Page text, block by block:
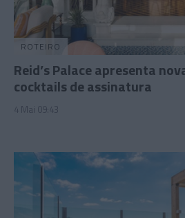
ROTEIRO
Reid’s Palace apresenta
cocktails de assinatura
4 Mai 09:43